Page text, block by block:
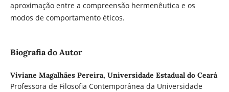
aproximação entre a compreensão hermenêutica e os
modos de comportamento éticos.
Biografia do Autor
Viviane Magalhães Pereira, Universidade Estadual do Ceará
Professora de Filosofia Contemporânea da Universidade